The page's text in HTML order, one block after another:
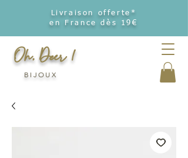
Livraison offerte*
en France dès 19€
Oh, Deer !
BIJOUX